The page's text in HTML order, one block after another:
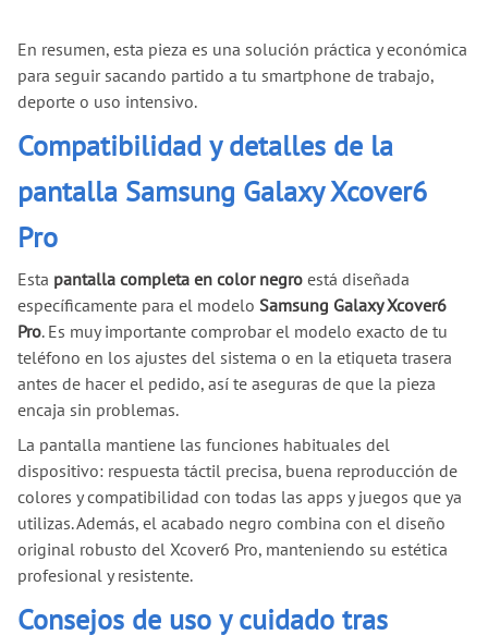
En resumen, esta pieza es una solución práctica y económica
para seguir sacando partido a tu smartphone de trabajo,
deporte o uso intensivo.
Compatibilidad y detalles de la
pantalla Samsung Galaxy Xcover6
Pro
Esta pantalla completa en color negro está diseñada
específicamente para el modelo Samsung Galaxy Xcover6
Pro. Es muy importante comprobar el modelo exacto de tu
teléfono en los ajustes del sistema o en la etiqueta trasera
antes de hacer el pedido, así te aseguras de que la pieza
encaja sin problemas.
La pantalla mantiene las funciones habituales del
dispositivo: respuesta táctil precisa, buena reproducción de
colores y compatibilidad con todas las apps y juegos que ya
utilizas. Además, el acabado negro combina con el diseño
original robusto del Xcover6 Pro, manteniendo su estética
profesional y resistente.
Consejos de uso y cuidado tras